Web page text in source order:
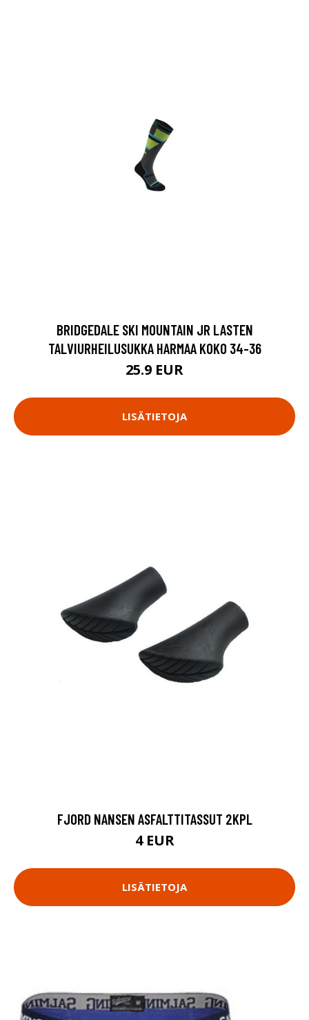
BRIDGEDALE SKI MOUNTAIN JR LASTEN
TALVIURHEILUSUKKA HARMAA KOKO 34-36
25.9 EUR
LISÄTIETOJA
FJORD NANSEN ASFALTTITASSUT 2KPL
4 EUR
LISÄTIETOJA